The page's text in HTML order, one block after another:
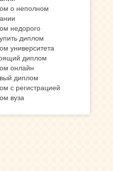
о неполном
недорого
диплом
университета
диплом
онлайн
диплом
с регистрацией
вуза